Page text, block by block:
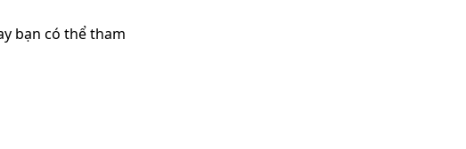
bạn có thể tham